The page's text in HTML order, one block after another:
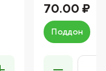
70.00 ₽
Поддон